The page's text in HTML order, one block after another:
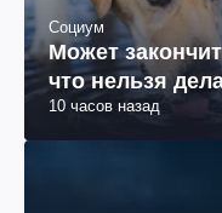
Социум
Может
что нельзя
10 часов назад